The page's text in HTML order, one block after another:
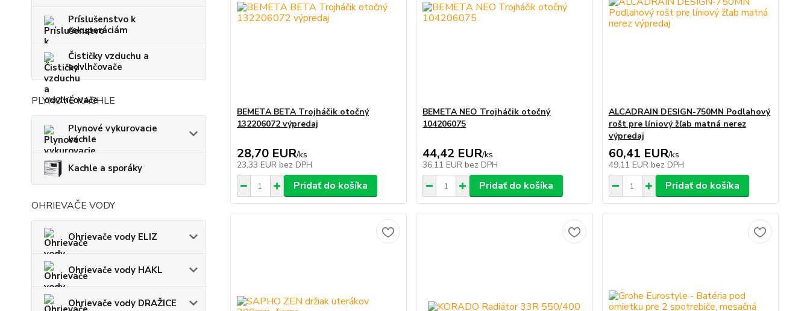
Príslušenstvo k
rekuperáciám
Čističky vzduchu a
odvlhčovače
PLYNOVÉ KACHLE
Plynové vykurovacie
kachle
Kachle a sporáky
OHRIEVAČE VODY
Ohrievače vody ELIZ
Ohrievače vody HAKL
Ohrievače vody DRAŽICE
BEMETA BETA Trojháčik otočný
132206072 výpredaj
28,70 EUR/ks
23,33 EUR bez DPH
Pridať do košíka
BEMETA NEO Trojháčik otočný
104206075
44,42 EUR/ks
36,11 EUR bez DPH
Pridať do košíka
ALCADRAIN DESIGN-750MN Podlahový
rošt pre líniový žľab matná nerez
výpredaj
60,41 EUR/ks
49,11 EUR bez DPH
Pridať do košíka